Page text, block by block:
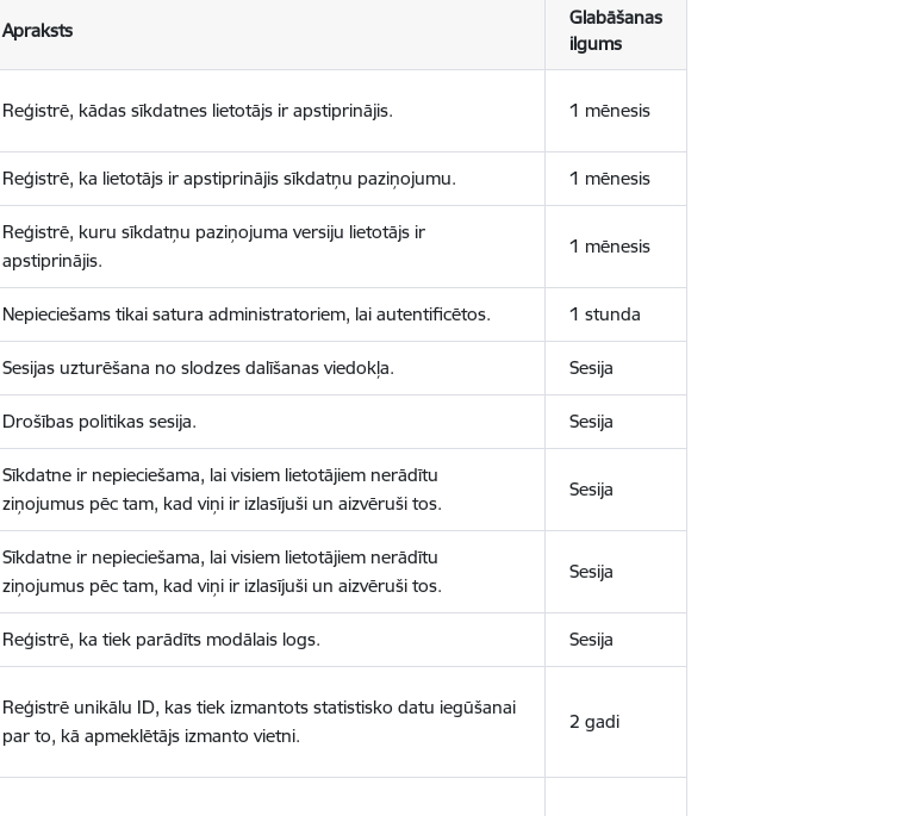
Apraksts
Glabāšanas
ilgums
Reģistrē, kādas sīkdatnes lietotājs ir apstiprinājis. 1 mēnesis
Reģistrē, ka lietotājs ir apstiprinājis sīkdatņu paziņojumu. 1 mēnesis
Reģistrē, kuru sīkdatņu paziņojuma versiju lietotājs ir
apstiprinājis.
1 mēnesis
Nepieciešams tikai satura administratoriem, lai autentificētos. 1 stunda
Sesijas uzturēšana no slodzes dalīšanas viedokļa. Sesija
Drošības politikas sesija. Sesija
Sīkdatne ir nepieciešama, lai visiem lietotājiem nerādītu
ziņojumus pēc tam, kad viņi ir izlasījuši un aizvēruši tos.
Sesija
Sīkdatne ir nepieciešama, lai visiem lietotājiem nerādītu
ziņojumus pēc tam, kad viņi ir izlasījuši un aizvēruši tos.
Sesija
Reģistrē, ka tiek parādīts modālais logs. Sesija
Reģistrē unikālu ID, kas tiek izmantots statistisko datu iegūšanai
par to, kā apmeklētājs izmanto vietni.
2 gadi